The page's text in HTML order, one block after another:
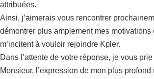
attribuées.
Ainsi, j’aimerais vous rencontrer
démontrer plus amplement mes motivations
m’incitent à vouloir rejoindre Kpler.
Dans l’attente de votre réponse, je vous prie
Monsieur, l’expression de mon plus profond